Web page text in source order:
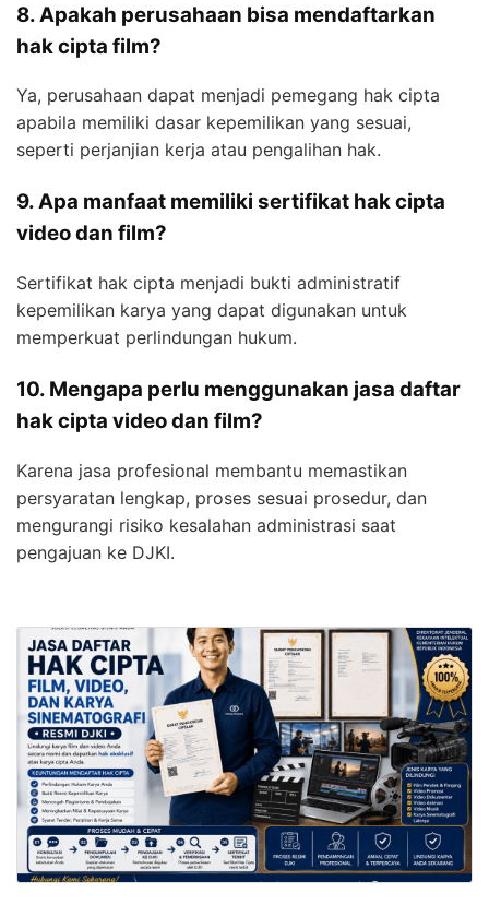
8. Apakah perusahaan bisa mendaftarkan
hak cipta film?
Ya, perusahaan dapat menjadi pemegang hak cipta
apabila memiliki dasar kepemilikan yang sesuai,
seperti perjanjian kerja atau pengalihan hak.
9. Apa manfaat memiliki sertifikat hak cipta
video dan film?
Sertifikat hak cipta menjadi bukti administratif
kepemilikan karya yang dapat digunakan untuk
memperkuat perlindungan hukum.
10. Mengapa perlu menggunakan jasa daftar
hak cipta video dan film?
Karena jasa profesional membantu memastikan
persyaratan lengkap, proses sesuai prosedur, dan
mengurangi risiko kesalahan administrasi saat
pengajuan ke DJKI.